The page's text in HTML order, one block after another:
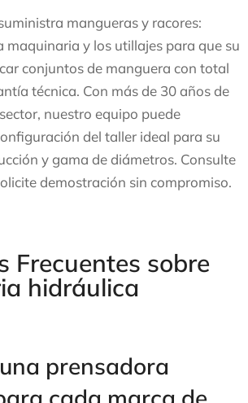
mangueras y racores:
maquinaria y los utillajes para que su
conjuntos de manguera con total
técnica. Con más de 30 años de
nuestro equipo puede
del taller ideal para su
y gama de diámetros. Consulte
demostración sin compromiso.
Frecuentes sobre
hidráulica
prensadora